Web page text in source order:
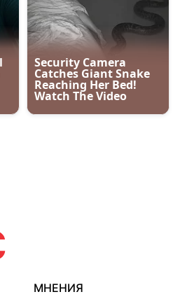
МНЕНИЯ